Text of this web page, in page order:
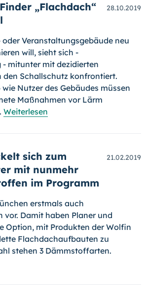
„Flachdach“
28.10.2019
Veranstaltungsgebäude neu
will, sieht sich -
mitunter mit dezidierten
den Schallschutz konfrontiert.
Nutzer des Gebäudes müssen
Maßnahmen vor Lärm
Weiterlesen
sich zum
mit nunmehr
im Programm
21.02.2019
erstmals auch
Damit haben Planer und
Option, mit Produkten der Wolfin
Flachdachaufbauten zu
stehen 3 Dämmstoffarten.